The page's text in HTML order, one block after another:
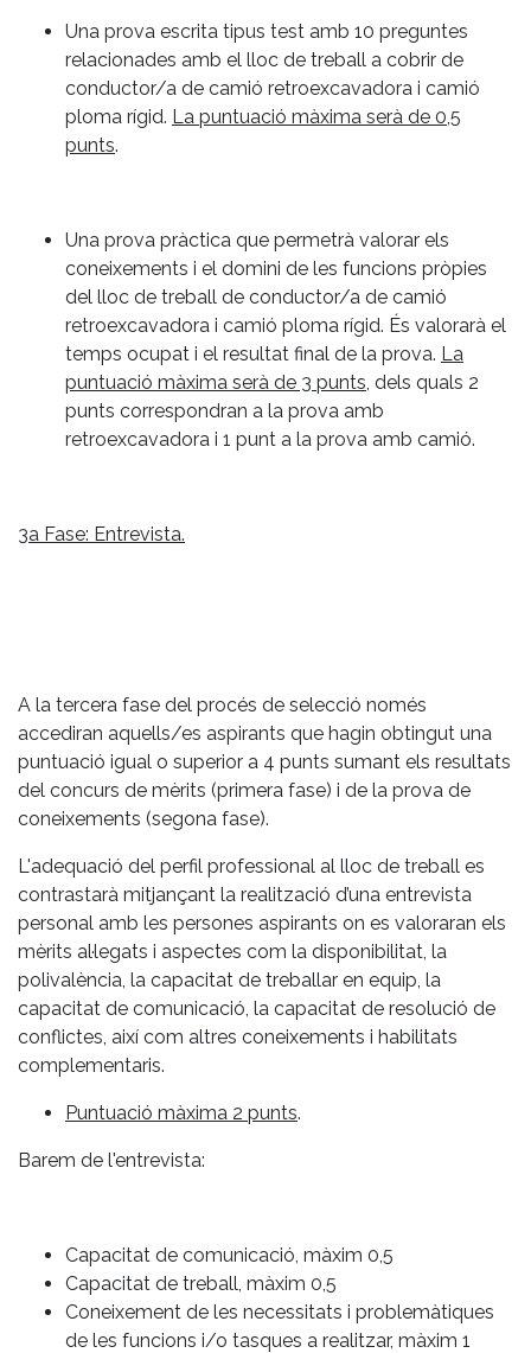
Una prova escrita tipus test amb 10 preguntes
relacionades amb el lloc de treball a cobrir de
conductor/a de camió retroexcavadora i camió
ploma rígid. La puntuació màxima serà de 0,5
punts.
Una prova pràctica que permetrà valorar els
coneixements i el domini de les funcions pròpies
del lloc de treball de conductor/a de camió
retroexcavadora i camió ploma rígid. És valorarà el
temps ocupat i el resultat final de la prova. La
puntuació màxima serà de 3 punts , dels quals 2
punts correspondran a la prova amb
retroexcavadora i 1 punt a la prova amb camió.
3a Fase: Entrevista.
A la tercera fase del procés de selecció només
accediran aquells/es aspirants que hagin obtingut una
puntuació igual o superior a 4 punts sumant els resultats
del concurs de mèrits (primera fase) i de la prova de
coneixements (segona fase).
L'adequació del perfil professional al lloc de treball es
contrastarà mitjançant la realització d’una entrevista
personal amb les persones aspirants on es valoraran els
mèrits al·legats i aspectes com la disponibilitat, la
polivalència, la capacitat de treballar en equip, la
capacitat de comunicació, la capacitat de resolució de
conflictes, així com altres coneixements i habilitats
complementaris.
Puntuació màxima 2 punts.
Barem de l'entrevista:
Capacitat de comunicació, màxim 0,5
Capacitat de treball, màxim 0,5
Coneixement de les necessitats i problemàtiques
de les funcions i/o tasques a realitzar, màxim 1